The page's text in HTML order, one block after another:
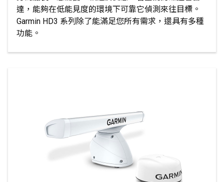
達，能夠在低能見度的環境下可靠它偵測來往目標。
Garmin HD3 系列除了能滿足您所有需求，還具有多種
功能。